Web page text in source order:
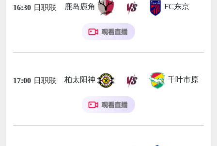
16:30 日职联 鹿岛鹿角 FC东京
17:00 日职联 柏太阳神 千叶市原